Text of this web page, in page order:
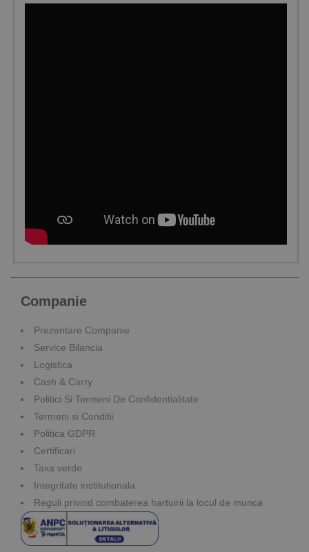
Companie
Prezentare Companie
Service Bilancia
Logistica
Cash & Carry
Politici Si Termeni De Confidentialitate
Termeni si Conditii
Politica GDPR
Certificari
Taxa verde
Integritate institutionala
Reguli privind combaterea hartuirii la locul de munca